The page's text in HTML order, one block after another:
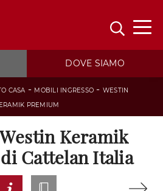
DOVE SIAMO
CASA - MOBILI INGRESSO - WESTIN
PREMIUM
Keramik
Cattelan Italia